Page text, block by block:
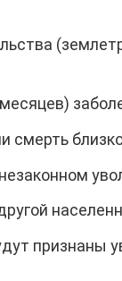
смерть
признаны